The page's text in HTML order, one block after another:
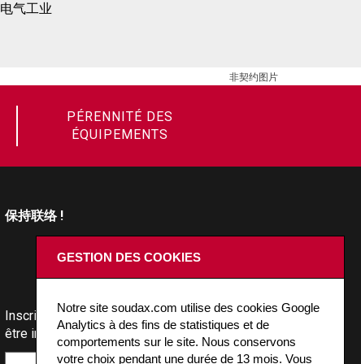
电气工业
非契约图片
PÉRENNITÉ DES
ÉQUIPEMENTS
保持联络 !
Inscrivez-vous à notre news pour
être informé des actualités Soudax.
GESTION DES COOKIES
Notre site soudax.com utilise des cookies Google
Analytics à des fins de statistiques et de
comportements sur le site. Nous conservons
votre choix pendant une durée de 13 mois. Vous